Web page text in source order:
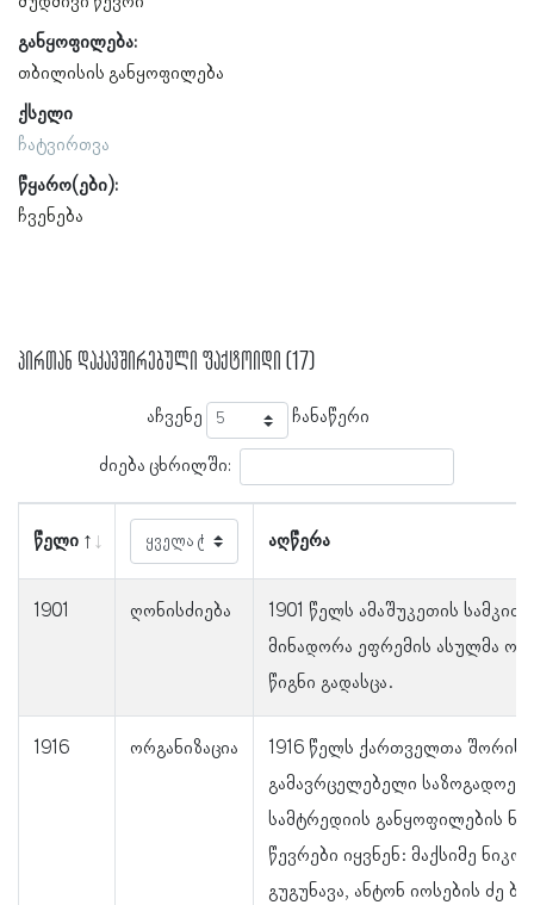
განყოფილება:
თბილისის განყოფილება
ქსელი
ჩატვირთვა
წყარო(ები):
ჩვენება
პირთან დაკავშირებული ფაქტოიდი (17)
აჩვენე ჩანაწერი
ძიება ცხრილში:
წელი აღწერა
1901 ღონისძიება
1901 წელს ამაშუკეთის
მინადორა ეფრემის ასულმა
წიგნი გადასცა.
1916 ორგანიზაცია
1916 წელს ქართველთა შორის
გამავრცელებელი
სამტრედიის განყოფილების
წევრები იყვნენ: მაქსიმე
გუგუნავა, ანტონ იოსების ძე